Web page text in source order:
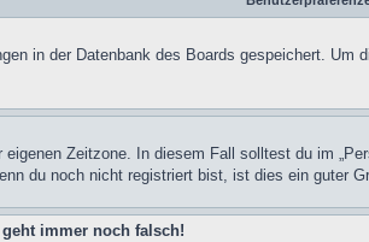
in der Datenbank des Boards gespeichert.
Zeitzone. In diesem Fall solltest du im
du noch nicht registriert bist, ist dies ein guter
immer noch falsch!